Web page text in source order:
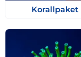
Korallpaket